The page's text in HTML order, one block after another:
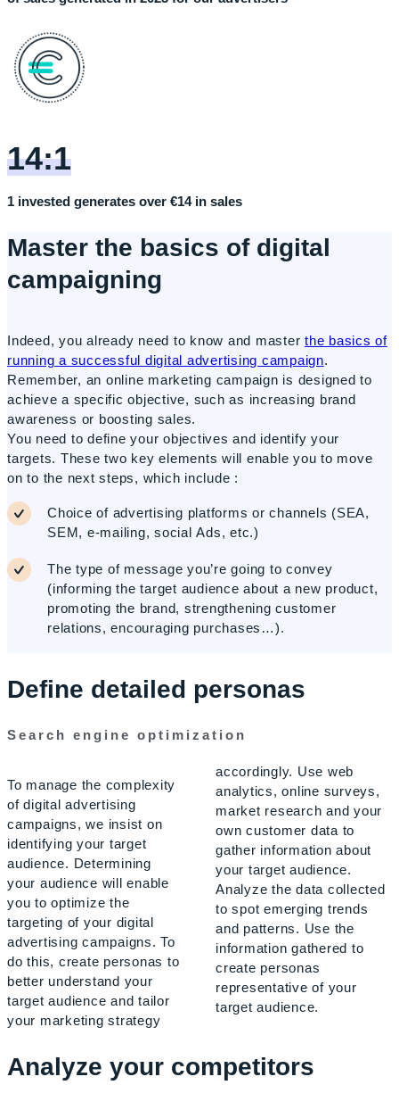
14:1
1 invested generates over €14 in sales
Master the basics of digital
campaigning
Indeed, you already need to know and master the basics of
running a successful digital advertising campaign.
Remember, an online marketing campaign is designed to
achieve a specific objective, such as increasing brand
awareness or boosting sales.
You need to define your objectives and identify your
targets. These two key elements will enable you to move
on to the next steps, which include :
Choice of advertising platforms or channels (SEA,
SEM, e-mailing, social Ads, etc.)
The type of message you’re going to convey
(informing the target audience about a new product,
promoting the brand, strengthening customer
relations, encouraging purchases…).
Define detailed personas
Search engine optimization
To manage the complexity
of digital advertising
campaigns, we insist on
identifying your target
audience. Determining
your audience will enable
you tooptimize the
targeting of your digital
advertising campaigns. To
do this, create personas to
better understand your
target audience and tailor
your marketing strategy
accordingly. Use web
analytics, online surveys,
market research and your
own customer data to
gather information about
your target audience.
Analyze the data collected
to spot emerging trends
and patterns. Use the
information gathered to
create personas
representative of your
target audience.
Analyze your competitors